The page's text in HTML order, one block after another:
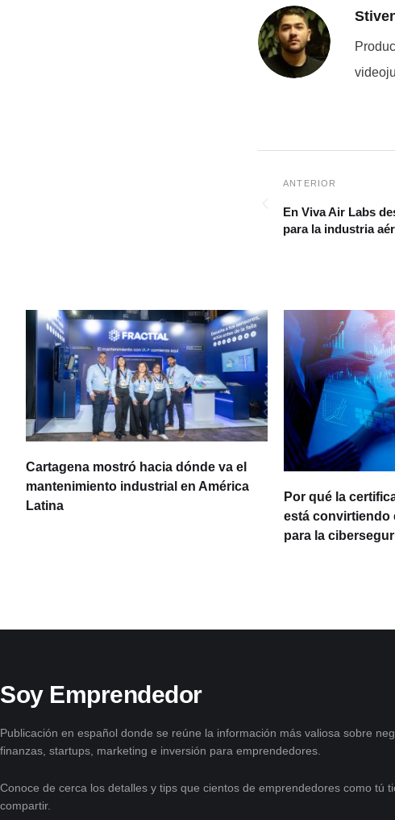
En Viva Air Labs
para la industria
Cartagena mostró hacia dónde va el
mantenimiento industrial en América
Latina
Por qué la
está convirtiendo
para la
Soy Emprendedor
Publicación en español donde se reúne la información más valiosa sobre
finanzas, startups, marketing e inversión para emprendedores.
Conoce de cerca los detalles y tips que cientos de emprendedores como tú
compartir.